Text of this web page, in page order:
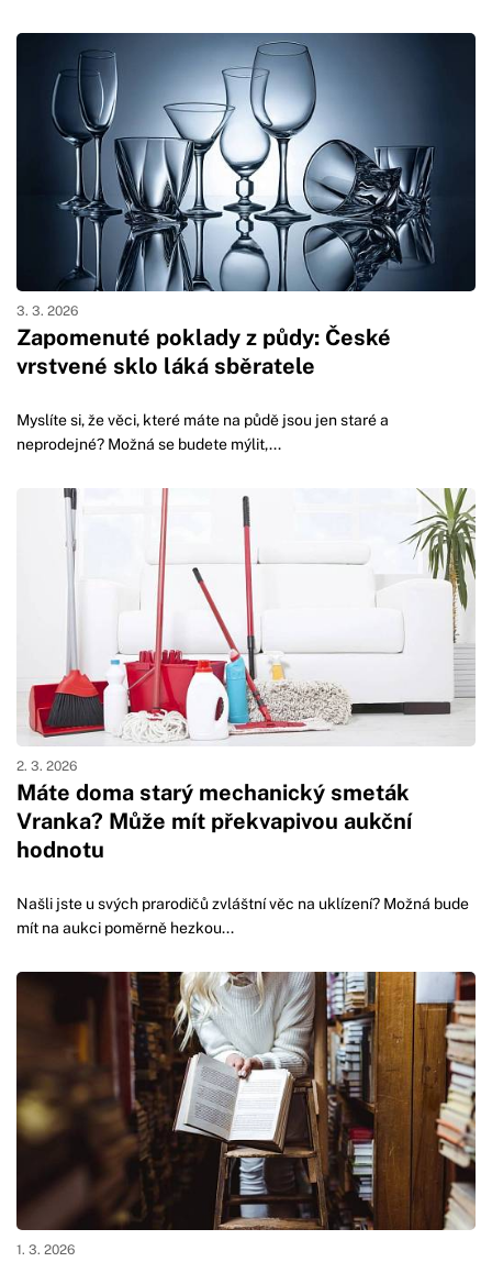
Zapomenuté poklady z půdy: České
vrstvené sklo láká sběratele
3. 3. 2026
Myslíte si, že věci, které máte na půdě jsou jen staré a
neprodejné? Možná se budete mýlit,...
Máte doma starý mechanický smeták
Vranka? Může mít překvapivou aukční
hodnotu
2. 3. 2026
Našli jste u svých prarodičů zvláštní věc na uklízení? Možná bude
mít na aukci poměrně hezkou...
1. 3. 2026